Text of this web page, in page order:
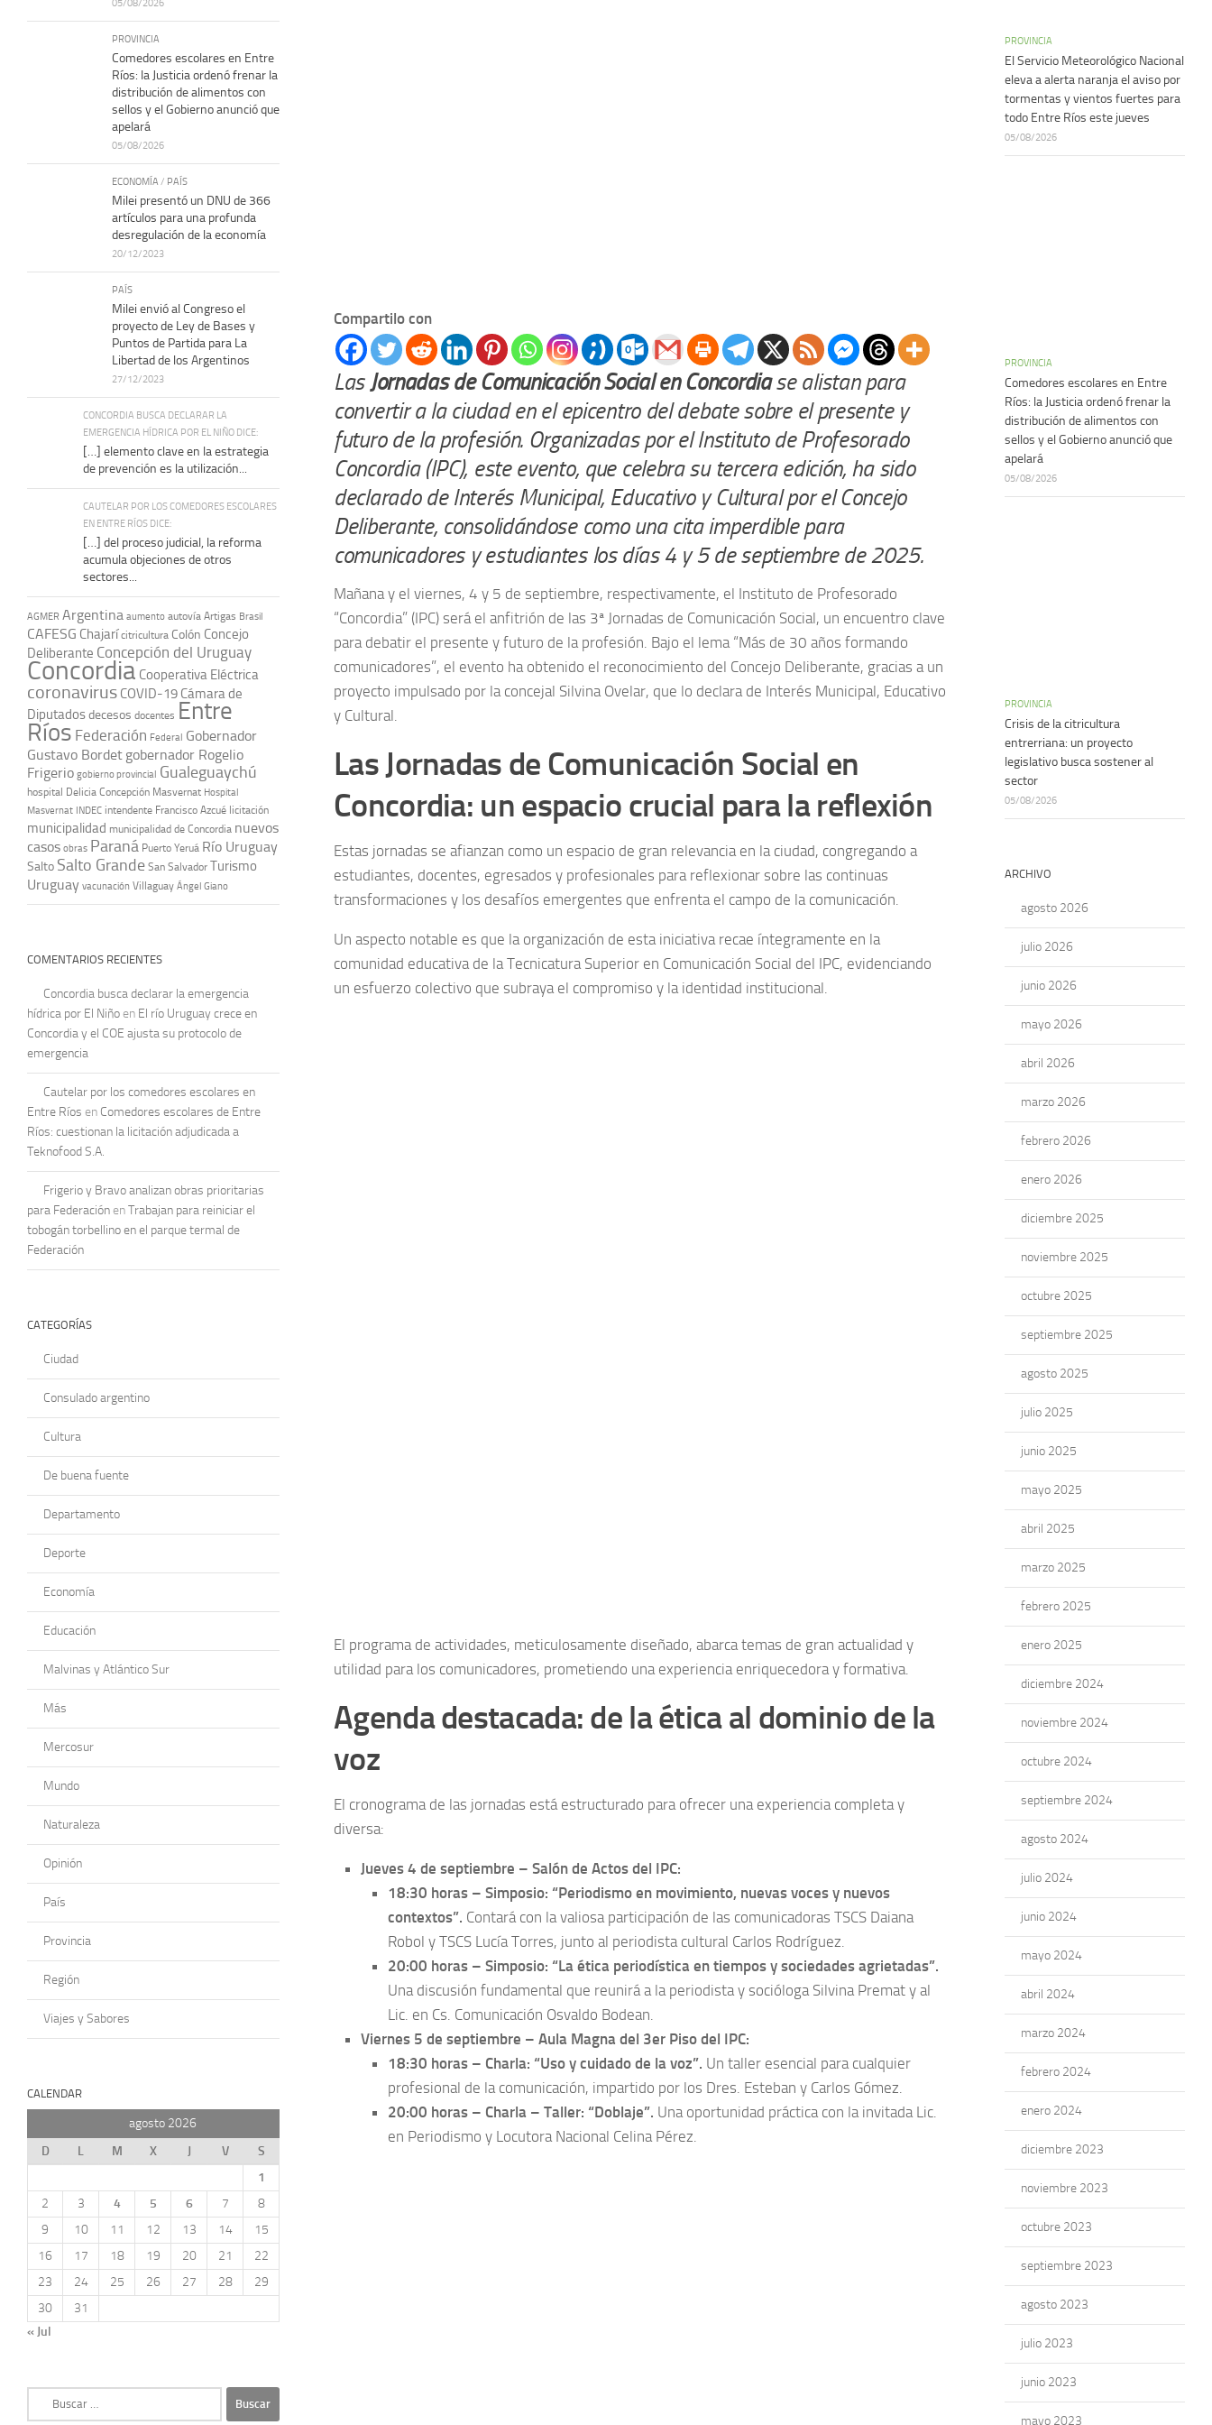
Compartilo con
LasJornadas de Comunicación Social en Concordiase alistan para
convertir a la ciudad en el epicentro del debate sobre el presente y
futuro de la profesión. Organizadas por el Instituto de Profesorado
Concordia (IPC), este evento, que celebra su tercera edición, ha sido
declarado de Interés Municipal, Educativo y Cultural por el Concejo
Deliberante, consolidándose como una cita imperdible para
comunicadores y estudiantes los días 4 y 5 de septiembre de 2025.
Mañana y el viernes, 4 y 5 de septiembre, respectivamente, el Instituto de Profesorado
“Concordia” (IPC) será el anfitrión de las 3ª Jornadas de Comunicación Social, un encuentro clave
para debatir el presente y futuro de la profesión. Bajo el lema “Más de 30 años formando
comunicadores”, el evento ha obtenido el reconocimiento del Concejo Deliberante, gracias a un
proyecto impulsado por la concejal Silvina Ovelar, que lo declara de Interés Municipal, Educativo
y Cultural.
Las Jornadas de Comunicación Social en
Concordia: un espacio crucial para la reflexión
Estas jornadas se afianzan como un espacio de gran relevancia en la ciudad, congregando a
estudiantes, docentes, egresados y profesionales para reflexionar sobre las continuas
transformaciones y los desafíos emergentes que enfrenta el campo de la comunicación.
Un aspecto notable es que la organización de esta iniciativa recae íntegramente en la
comunidad educativa de la Tecnicatura Superior en Comunicación Social del IPC, evidenciando
un esfuerzo colectivo que subraya el compromiso y la identidad institucional.
El programa de actividades, meticulosamente diseñado, abarca temas de gran actualidad y
utilidad para los comunicadores, prometiendo una experiencia enriquecedora y formativa.
Agenda destacada: de la ética al dominio de la
voz
El cronograma de las jornadas está estructurado para ofrecer una experiencia completa y
diversa:
Jueves 4 de septiembre – Salón de Actos del IPC:
18:30 horas – Simposio: “Periodismo en movimiento, nuevas voces y nuevos
contextos”. Contará con la valiosa participación de las comunicadoras TSCS Daiana
Robol y TSCS Lucía Torres, junto al periodista cultural Carlos Rodríguez.
20:00 horas – Simposio: “La ética periodística en tiempos y sociedades agrietadas”.
Una discusión fundamental que reunirá a la periodista y socióloga Silvina Premat y al
Lic. en Cs. Comunicación Osvaldo Bodean.
Viernes 5 de septiembre – Aula Magna del 3er Piso del IPC:
18:30 horas – Charla: “Uso y cuidado de la voz”. Un taller esencial para cualquier
profesional de la comunicación, impartido por los Dres. Esteban y Carlos Gómez.
20:00 horas – Charla – Taller: “Doblaje”. Una oportunidad práctica con la invitada Lic.
en Periodismo y Locutora Nacional Celina Pérez.
PROVINCIA
Comedores escolares en Entre
Ríos: la Justicia ordenó frenar la
distribución de alimentos con
sellos y el Gobierno anunció que
apelará
05/08/2026
ECONOMÍA / PAÍS
Milei presentó un DNU de 366
artículos para una profunda
desregulación de la economía
20/12/2023
PAÍS
Milei envió al Congreso el
proyecto de Ley de Bases y
Puntos de Partida para La
Libertad de los Argentinos
27/12/2023
CONCORDIA BUSCA DECLARAR LA
EMERGENCIA HÍDRICA POR EL NIÑO DICE:
[…] elemento clave en la estrategia
de prevención es la utilización...
CAUTELAR POR LOS COMEDORES ESCOLARES
EN ENTRE RÍOS DICE:
[…] del proceso judicial, la reforma
acumula objeciones de otros
sectores...
AGMER Argentina aumento autovía Artigas Brasil
CAFESG Chajarí citricultura Colón Concejo
Deliberante Concepción del Uruguay
Concordia Cooperativa Eléctrica
coronavirus COVID-19 Cámara de
Diputadosdecesos docentes Entre
Ríos Federación Federal Gobernador
Gustavo Bordet gobernador Rogelio
Frigerio gobierno provincial Gualeguaychú
hospital Delicia Concepción Masvernat Hospital
Masvernat INDEC intendente Francisco Azcué licitación
municipalidad municipalidad de Concordia nuevos
casos obras Paraná Puerto Yeruá Río Uruguay
Salto Salto Grande San Salvador Turismo
Uruguay vacunación Villaguay Ángel Giano
COMENTARIOS RECIENTES
Concordia busca declarar la emergencia
hídrica por El Niño en El río Uruguay crece en
Concordia y el COE ajusta su protocolo de
emergencia
Cautelar por los comedores escolares en
Entre Ríos en Comedores escolares de Entre
Ríos: cuestionan la licitación adjudicada a
Teknofood S.A.
Frigerio y Bravo analizan obras prioritarias
para Federación enTrabajan para reiniciar el
tobogán torbellino en el parque termal de
Federación
CATEGORÍAS
Ciudad
Consulado argentino
Cultura
De buena fuente
Departamento
Deporte
Economía
Educación
Malvinas y Atlántico Sur
Más
Mercosur
Mundo
Naturaleza
Opinión
País
Provincia
Región
Viajes y Sabores
CALENDAR
agosto 2026
D
L M X J V
S
1
2
3 4 5 6 7
8
9
10 11 12 13 14
15
16
17 18 19 20 21
22
23
24 25 26 27 28
29
30
31
« Jul
PROVINCIA
El Servicio Meteorológico Nacional
eleva a alerta naranja el aviso por
tormentas y vientos fuertes para
todo Entre Ríos este jueves
05/08/2026
PROVINCIA
Comedores escolares en Entre
Ríos: la Justicia ordenó frenar la
distribución de alimentos con
sellos y el Gobierno anunció que
apelará
05/08/2026
PROVINCIA
Crisis de la citricultura
entrerriana: un proyecto
legislativo busca sostener al
sector
05/08/2026
ARCHIVO
agosto 2026
julio 2026
junio 2026
mayo 2026
abril 2026
marzo 2026
febrero 2026
enero 2026
diciembre 2025
noviembre 2025
octubre 2025
septiembre 2025
agosto 2025
julio 2025
junio 2025
mayo 2025
abril 2025
marzo 2025
febrero 2025
enero 2025
diciembre 2024
noviembre 2024
octubre 2024
septiembre 2024
agosto 2024
julio 2024
junio 2024
mayo 2024
abril 2024
marzo 2024
febrero 2024
enero 2024
diciembre 2023
noviembre 2023
octubre 2023
septiembre 2023
agosto 2023
julio 2023
junio 2023
mayo 2023